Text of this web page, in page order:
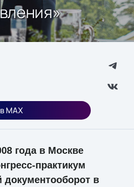
MAX
года в Москве
практикум
в